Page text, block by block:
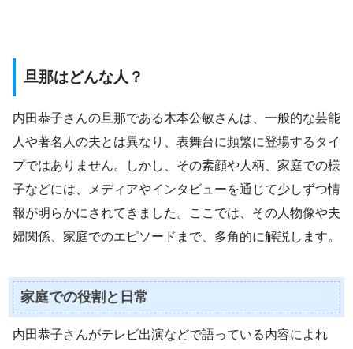
旦那はどんな人？
内田恭子さんの旦那である木本公敏さんは、一般的な芸能
人や著名人の夫とは異なり、表舞台に頻繁に登場するタイ
プではありません。しかし、その素顔や人柄、家庭での様
子などには、メディアやインタビューを通じて少しずつ情
報が明らかにされてきました。ここでは、その人物像や夫
婦関係、家庭でのエピソードまで、多角的に解説します。
家庭での役割と日常
内田恭子さんがテレビ出演などで語っている内容によれ